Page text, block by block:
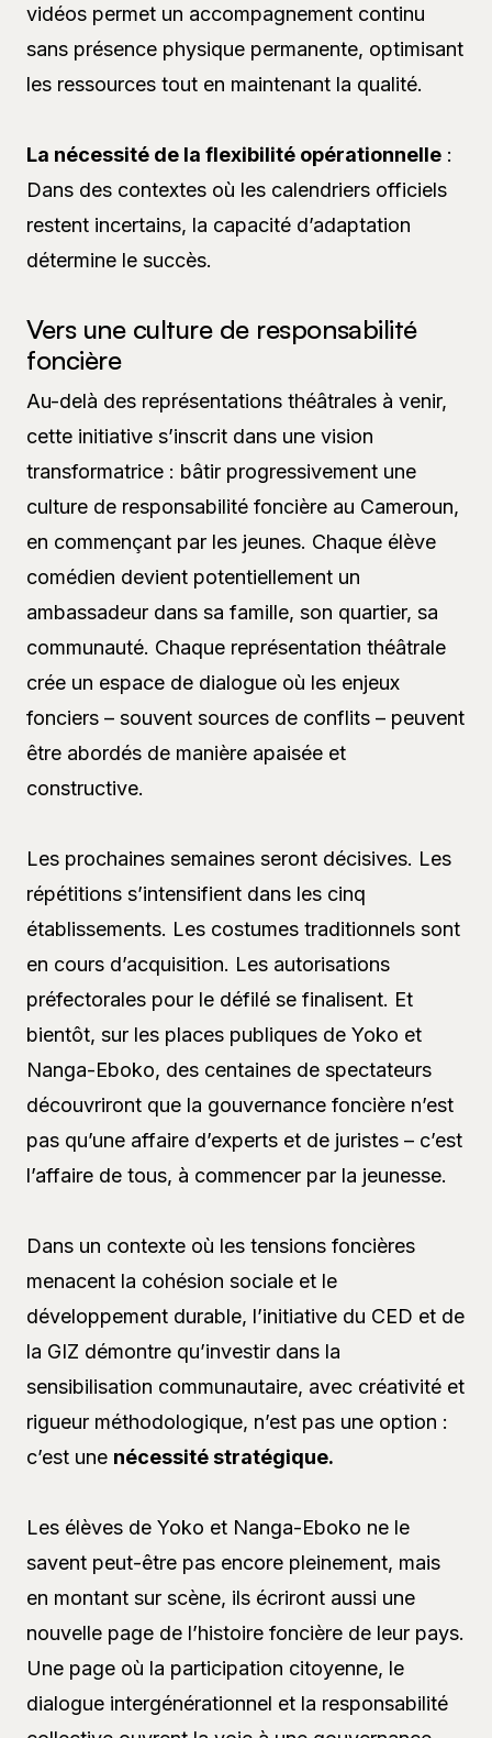
vidéos permet un accompagnement continu
sans présence physique permanente, optimisant
les ressources tout en maintenant la qualité.
La nécessité de la flexibilité opérationnelle :
Dans des contextes où les calendriers officiels
restent incertains, la capacité d’adaptation
détermine le succès.
Vers une culture de responsabilité
foncière
Au-delà des représentations théâtrales à venir,
cette initiative s’inscrit dans une vision
transformatrice : bâtir progressivement une
culture de responsabilité foncière au Cameroun,
en commençant par les jeunes. Chaque élève
comédien devient potentiellement un
ambassadeur dans sa famille, son quartier, sa
communauté. Chaque représentation théâtrale
crée un espace de dialogue où les enjeux
fonciers – souvent sources de conflits – peuvent
être abordés de manière apaisée et
constructive.
Les prochaines semaines seront décisives. Les
répétitions s’intensifient dans les cinq
établissements. Les costumes traditionnels sont
en cours d’acquisition. Les autorisations
préfectorales pour le défilé se finalisent. Et
bientôt, sur les places publiques de Yoko et
Nanga-Eboko, des centaines de spectateurs
découvriront que la gouvernance foncière n’est
pas qu’une affaire d’experts et de juristes – c’est
l’affaire de tous, à commencer par la jeunesse.
Dans un contexte où les tensions foncières
menacent la cohésion sociale et le
développement durable, l’initiative du CED et de
la GIZ démontre qu’investir dans la
sensibilisation communautaire, avec créativité et
rigueur méthodologique, n’est pas une option :
c’est une nécessité stratégique.
Les élèves de Yoko et Nanga-Eboko ne le
savent peut-être pas encore pleinement, mais
en montant sur scène, ils écriront aussi une
nouvelle page de l’histoire foncière de leur pays.
Une page où la participation citoyenne, le
dialogue intergénérationnel et la responsabilité